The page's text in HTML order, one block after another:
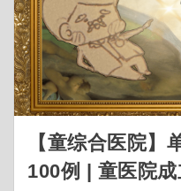
【童综合医院】
100例 | 童医院